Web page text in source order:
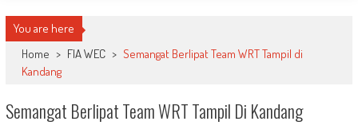
You are here
Home > FIA WEC > Semangat Berlipat Team WRT Tampil di
Kandang
Semangat Berlipat Team WRT Tampil Di Kandang